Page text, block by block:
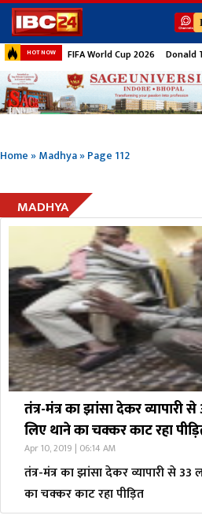
HOT NOW FIFA World Cup 2026 Donald
Home»Madhya»Page 112
MADHYA
तंत्र-मंत्र का झांसा देकर
लिए थाने का चक्कर काट रहा
Apr 10, 2019 | 06:14 AM
तंत्र-मंत्र का झांसा देकर व्यापारी से
का चक्कर काट रहा पीड़ित